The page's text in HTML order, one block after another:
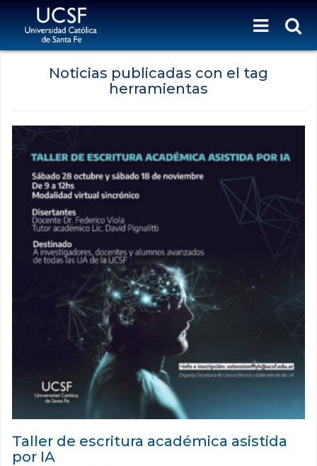
Noticias publicadas con el tag
herramientas
Taller de escritura académica asistida
por IA